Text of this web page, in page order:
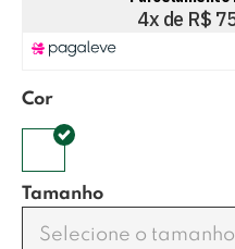
Cor
Tamanho
Selecione o tamanho